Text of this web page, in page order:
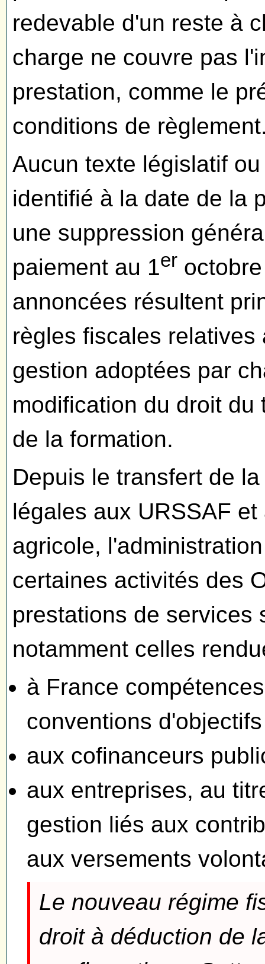
redevable d'un reste à
charge ne couvre pas
prestation, comme le
conditions de
Aucun texte législatif
identifié à la date de la
une suppression
paiement au 1er
annoncées résultent
règles fiscales relatives
gestion adoptées par
modification du droit
de la formation.
Depuis le transfert de
légales aux URSSAF
agricole,
certaines activités des
prestations de services
notamment celles
à France
conventions
aux cofinanceurs
aux entreprises, au
gestion liés aux
aux versements
Le nouveau régime
droit à déduction de